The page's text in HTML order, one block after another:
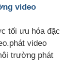
video
tối ưu hóa đặc
video
trường phát